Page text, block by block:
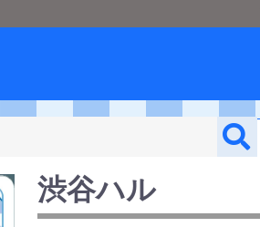
渋谷ハル